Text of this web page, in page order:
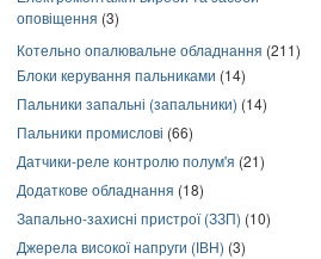
оповіщення (3)
Котельно опалювальне обладнання (211)
Блоки керування пальниками (14)
Пальники запальні (запальники) (14)
Пальники промислові (66)
Датчики-реле контролю полум'я (21)
Додаткове обладнання (18)
Запально-захисні пристрої (ЗЗП) (10)
Джерела високої напруги (ІВН) (3)